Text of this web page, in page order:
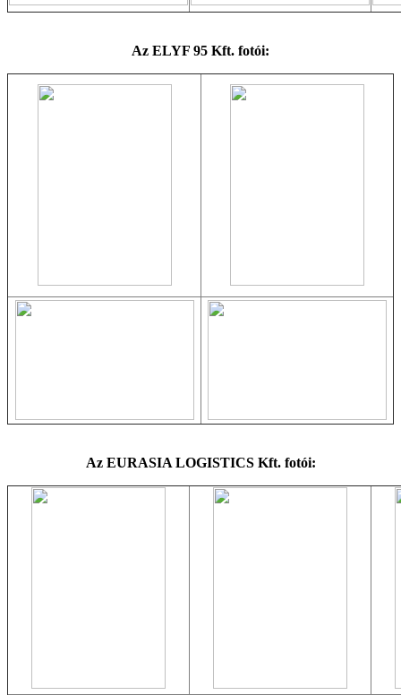
Az ELYF 95 Kft. fotói:
Az EURASIA LOGISTICS Kft. fotói: